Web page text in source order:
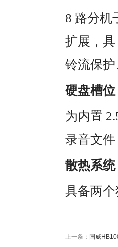
8 路分机
扩展，
铃流保
硬盘槽位
为内置
录音文
散热系统
具备两
上一条： 国威